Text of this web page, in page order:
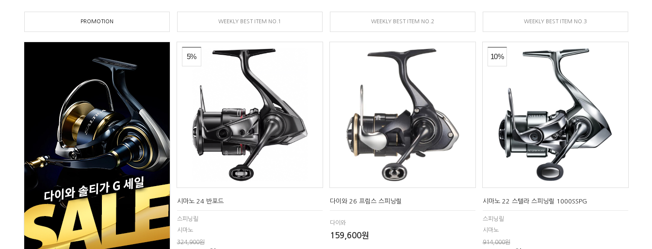
PROMOTION WEEKLY BEST ITEM NO.1 WEEKLY BEST ITEM NO.2 WEEKLY BEST ITEM NO.3
5%
시마노 24 반포드
스피닝릴
시마노
324,900원
다이와 26 프림스 스피닝릴
다이와
159,600원
10%
시마노 22 스텔라 스피닝릴 1000SSPG
스피닝릴
시마노
914,000원